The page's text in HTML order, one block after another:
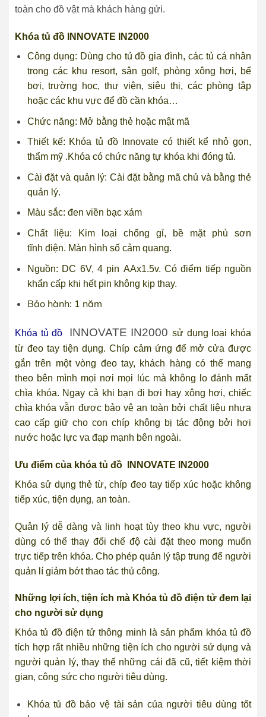
toàn cho đồ vật mà khách hàng gửi.
Khóa tủ đồ INNOVATE IN2000
Công dụng: Dùng cho tủ đồ gia đình, các tủ cá nhân
trong các khu resort, sân golf, phòng xông hơi, bể
bơi, trường học, thư viện, siêu thị, các phòng tập
hoặc các khu vực để đồ cần khóa…
Chức năng: Mở bằng thẻ hoặc mật mã
Thiết kế: Khóa tủ đồ Innovate có thiết kể nhỏ gọn,
thẩm mỹ .Khóa có chức năng tự khóa khi đóng tủ.
Cài đặt và quản lý: Cài đặt bằng mã chủ và bằng thẻ
quản lý.
Màu sắc: đen viền bạc xám
Chất liệu: Kim loại chống gỉ, bề mặt phủ sơn
tĩnh điện. Màn hình số cảm quang.
Nguồn: DC 6V, 4 pin AAx1.5v. Có điểm tiếp nguồn
khẩn cấp khi hết pin không kịp thay.
Bảo hành: 1 năm
Khóa tủ đồ INNOVATE IN2000sử dụng loại khóa
từ đeo tay tiện dụng. Chíp cảm ứng để mở cửa được
gắn trên một vòng đeo tay, khách hàng có thể mang
theo bên mình mọi nơi mọi lúc mà không lo đánh mất
chìa khóa. Ngay cả khi bạn đi bơi hay xông hơi, chiếc
chìa khóa vẫn được bảo vệ an toàn bởi chất liệu nhựa
cao cấp giữ cho con chíp không bị tác động bởi hơi
nước hoặc lực va đạp mạnh bên ngoài.
Ưu điểm của khóa tủ đồ
INNOVATE IN2000
Khóa sử dụng thẻ từ, chíp đeo tay tiếp xúc hoặc không
tiếp xúc, tiện dụng, an toàn.
Quản lý dễ dàng và linh hoạt tùy theo khu vực, người
dùng có thể thay đổi chế độ cài đặt theo mong muốn
trực tiếp trên khóa. Cho phép quản lý tập trung để người
quản lí giảm bớt thao tác thủ công.
Những lợi ích, tiện ích mà Khóa tủ đồ điện tử đem lại
cho người sử dụng
Khóa tủ đồ điện tử thông minh là sản phẩm khóa tủ đồ
tích hợp rất nhiều những tiện ích cho người sử dụng và
người quản lý, thay thế những cái đã cũ, tiết kiệm thời
gian, công sức cho người tiêu dùng.
Khóa tủ đồ bảo vệ tài sản của người tiêu dùng tốt